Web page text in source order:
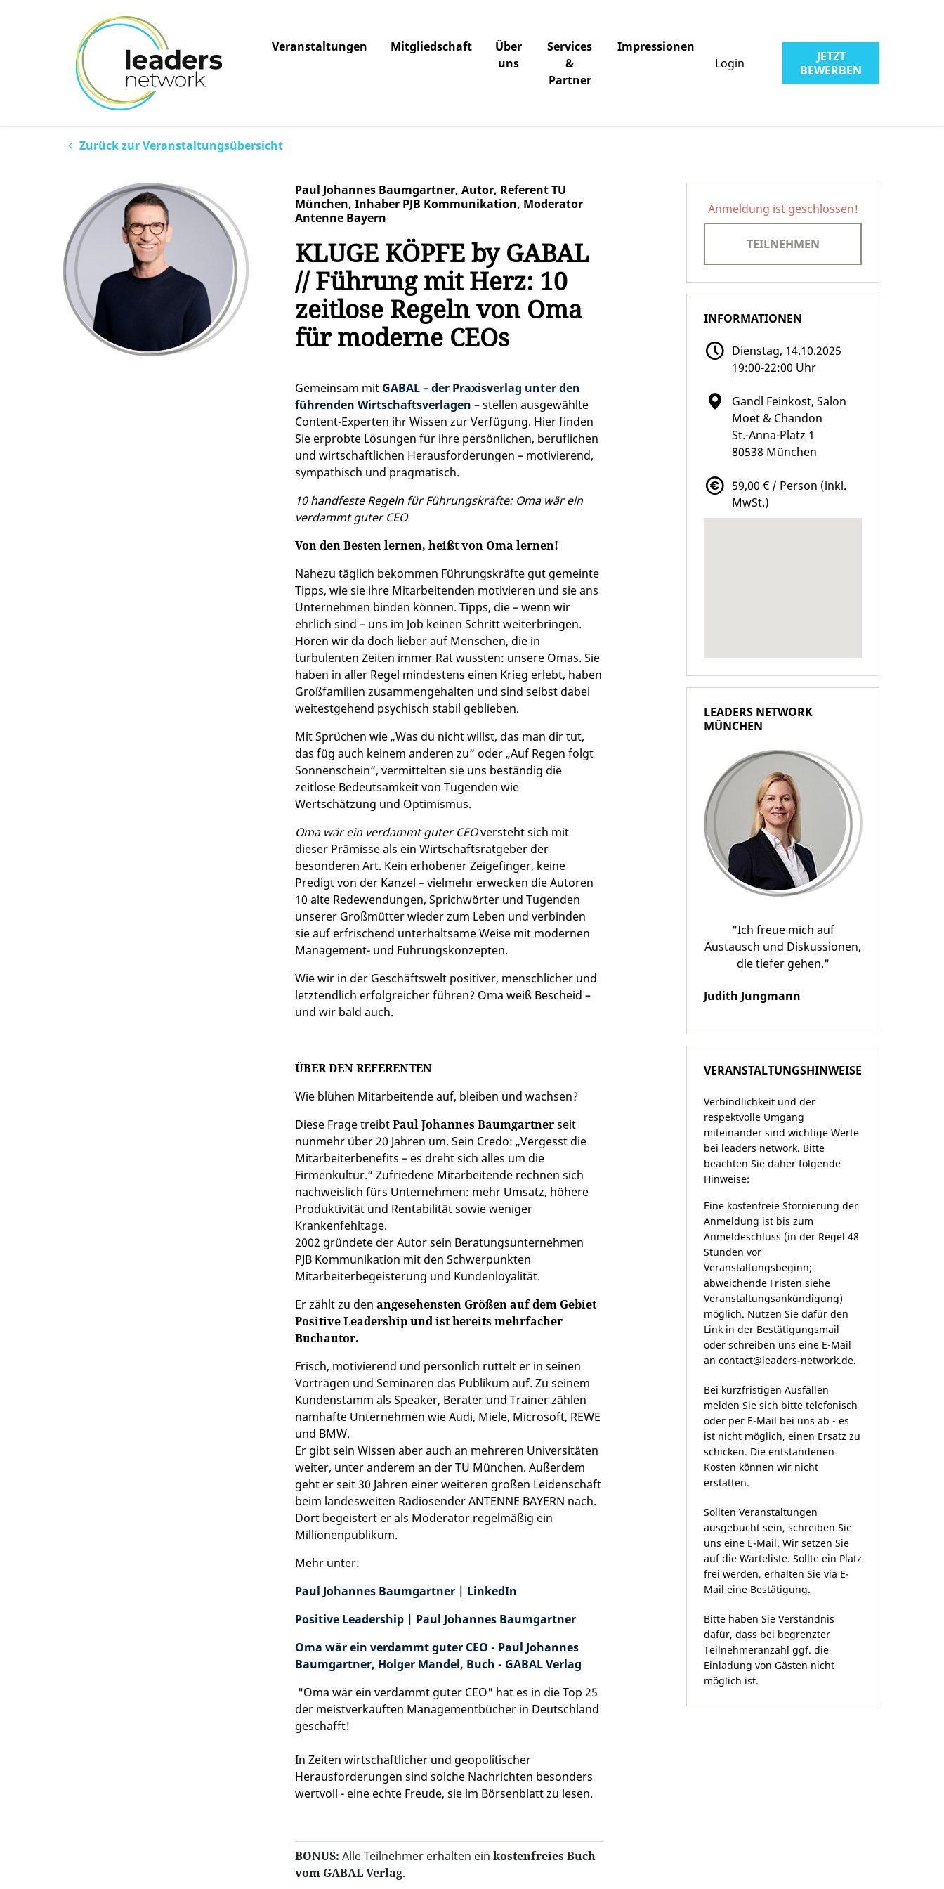
Veranstaltungen Mitgliedschaft
Über
uns
Services
&
Partner
Impressionen
Login
JETZT
BEWERBEN
Zurück zur Veranstaltungsübersicht
Paul Johannes Baumgartner, Autor, Referent TU
München, Inhaber PJB Kommunikation, Moderator
Antenne Bayern
KLUGE KÖPFE by GABAL
// Führung mit Herz: 10
zeitlose Regeln von Oma
für moderne CEOs
Gemeinsam mit GABAL – der Praxisverlag unter den
führenden Wirtschaftsverlagen – stellen ausgewählte
Content-Experten ihr Wissen zur Verfügung. Hier finden
Sie erprobte Lösungen für ihre persönlichen, beruflichen
und wirtschaftlichen Herausforderungen – motivierend,
sympathisch und pragmatisch.
10 handfeste Regeln für Führungskräfte: Oma wär ein
verdammt guter CEO
Von den Besten lernen, heißt von Oma lernen!
Nahezu täglich bekommen Führungskräfte gut gemeinte
Tipps, wie sie ihre Mitarbeitenden motivieren und sie ans
Unternehmen binden können. Tipps, die – wenn wir
ehrlich sind – uns im Job keinen Schritt weiterbringen.
Hören wir da doch lieber auf Menschen, die in
turbulenten Zeiten immer Rat wussten: unsere Omas. Sie
haben in aller Regel mindestens einen Krieg erlebt, haben
Großfamilien zusammengehalten und sind selbst dabei
weitestgehend psychisch stabil geblieben.
Mit Sprüchen wie „Was du nicht willst, das man dir tut,
das füg auch keinem anderen zu“ oder „Auf Regen folgt
Sonnenschein“, vermittelten sie uns beständig die
zeitlose Bedeutsamkeit von Tugenden wie
Wertschätzung und Optimismus.
Oma wär ein verdammt guter CEOversteht sich mit
dieser Prämisse als ein Wirtschaftsratgeber der
besonderen Art. Kein erhobener Zeigefinger, keine
Predigt von der Kanzel – vielmehr erwecken die Autoren
10 alte Redewendungen, Sprichwörter und Tugenden
unserer Großmütter wieder zum Leben und verbinden
sie auf erfrischend unterhaltsame Weise mit modernen
Management- und Führungskonzepten.
Wie wir in der Geschäftswelt positiver, menschlicher und
letztendlich erfolgreicher führen? Oma weiß Bescheid –
und wir bald auch.
ÜBER DEN REFERENTEN
Wie blühen Mitarbeitende auf, bleiben und wachsen?
Diese Frage treibtPaul Johannes Baumgartnerseit
nunmehr über 20 Jahren um. Sein Credo: „Vergesst die
Mitarbeiterbenefits – es dreht sich alles um die
Firmenkultur.“ Zufriedene Mitarbeitende rechnen sich
nachweislich fürs Unternehmen: mehr Umsatz, höhere
Produktivität und Rentabilität sowie weniger
Krankenfehltage.
2002 gründete der Autor sein Beratungsunternehmen
PJB Kommunikation mit den Schwerpunkten
Mitarbeiterbegeisterung und Kundenloyalität.
Er zählt zu den angesehensten Größen auf dem Gebiet
Positive Leadership und ist bereits mehrfacher
Buchautor.
Frisch, motivierend und persönlich rüttelt er in seinen
Vorträgen und Seminaren das Publikum auf. Zu seinem
Kundenstamm als Speaker, Berater und Trainer zählen
namhafte Unternehmen wie Audi, Miele, Microsoft, REWE
und BMW.
Er gibt sein Wissen aber auch an mehreren Universitäten
weiter, unter anderem an der TU München. Außerdem
geht er seit 30 Jahren einer weiteren großen Leidenschaft
beim landesweiten Radiosender ANTENNE BAYERN nach.
Dort begeistert er als Moderator regelmäßig ein
Millionenpublikum.
Mehr unter:
Paul Johannes Baumgartner | LinkedIn
Positive Leadership | Paul Johannes Baumgartner
Oma wär ein verdammt guter CEO - Paul Johannes
Baumgartner, Holger Mandel, Buch - GABAL Verlag
"Oma wär ein verdammt guter CEO" hat es in die Top 25
der meistverkauften Managementbücher in Deutschland
geschafft!
In Zeiten wirtschaftlicher und geopolitischer
Herausforderungen sind solche Nachrichten besonders
wertvoll - eine echte Freude, sie im Börsenblatt zu lesen.
BONUS: Alle Teilnehmer erhalten ein kostenfreies Buch
vom GABAL Verlag.
Anmeldung ist geschlossen!
TEILNEHMEN
INFORMATIONEN
Dienstag, 14.10.2025
19:00-22:00 Uhr
Gandl Feinkost, Salon
Moet & Chandon
St.-Anna-Platz 1
80538 München
59,00 € / Person (inkl.
MwSt.)
LEADERS NETWORK
MÜNCHEN
"Ich freue mich auf
Austausch und Diskussionen,
die tiefer gehen."
Judith Jungmann
VERANSTALTUNGSHINWEISE
Verbindlichkeit und der
respektvolle Umgang
miteinander sind wichtige Werte
bei leaders network. Bitte
beachten Sie daher folgende
Hinweise:
Eine kostenfreie Stornierung der
Anmeldung ist bis zum
Anmeldeschluss (in der Regel 48
Stunden vor
Veranstaltungsbeginn;
abweichende Fristen siehe
Veranstaltungsankündigung)
möglich. Nutzen Sie dafür den
Link in der Bestätigungsmail
oder schreiben uns eine E-Mail
an contact@leaders-network.de.
Bei kurzfristigen Ausfällen
melden Sie sich bitte telefonisch
oder per E-Mail bei uns ab - es
ist nicht möglich, einen Ersatz zu
schicken. Die entstandenen
Kosten können wir nicht
erstatten.
Sollten Veranstaltungen
ausgebucht sein, schreiben Sie
uns eine E-Mail. Wir setzen Sie
auf die Warteliste. Sollte ein Platz
frei werden, erhalten Sie via E-
Mail eine Bestätigung.
Bitte haben Sie Verständnis
dafür, dass bei begrenzter
Teilnehmeranzahl ggf. die
Einladung von Gästen nicht
möglich ist.